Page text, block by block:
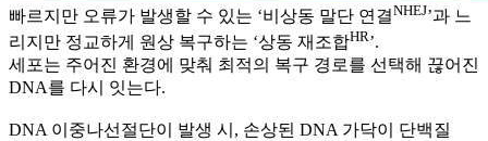
빠르지만 오류가 발생할 수 있는 ‘비상동 말단 연결NHEJ’과 느
리지만 정교하게 원상 복구하는 ‘상동 재조합HR’.
세포는 주어진 환경에 맞춰 최적의 복구 경로를 선택해 끊어진
DNA를 다시 잇는다.
DNA 이중나선절단이 발생 시, 손상된 DNA 가닥이 단백질